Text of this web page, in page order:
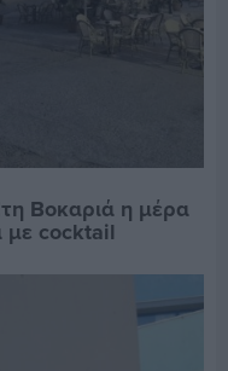
Βοκαριά η μέρα
με cocktail